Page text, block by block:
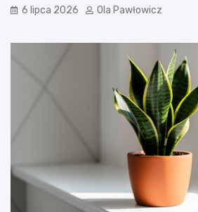
6 lipca 2026 Ola Pawłowicz